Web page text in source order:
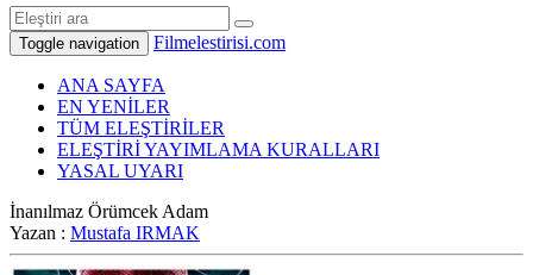
Toggle navigation Filmelestirisi.com
ANA SAYFA
EN YENİLER
TÜM ELEŞTİRİLER
ELEŞTİRİ YAYIMLAMA KURALLARI
YASAL UYARI
İnanılmaz Örümcek Adam
Yazan : Mustafa IRMAK